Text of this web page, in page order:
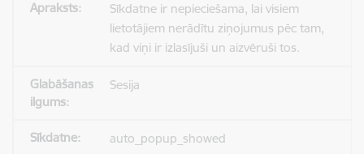
Sīkdatne ir nepieciešama, lai visiem
lietotājiem nerādītu ziņojumus pēc tam,
kad viņi ir izlasījuši un aizvēruši tos.
Sesija
auto_popup_showed